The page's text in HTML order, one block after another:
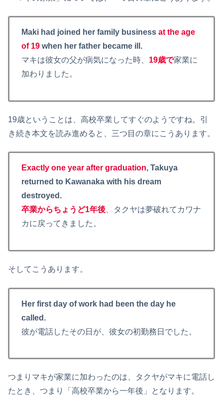
Maki had joined her family business at the age
of 19 when her father became ill.
マキは彼女の父が病気になった時、 19歳で家業に
加わりました。
19歳ということは、高校卒業してすぐのようですね。引
き続き本文を読み進めると、三つ目の章にこうあります。
Exactly one year after graduation, Takuya
returned to Kawanaka with his dream
destroyed.
卒業からちょうど1年後、タクヤは夢破れてカワナ
カに戻ってきました。
そしてこうあります。
Her first day of work had been the day he
called.
彼が電話したその日が、彼女の初勤務日でした。
つまりマキが家業に加わったのは、タクヤがマキに電話し
たとき、つまり「高校卒業から一年後」となります。